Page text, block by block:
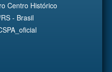
Centro Histórico
- Brasil